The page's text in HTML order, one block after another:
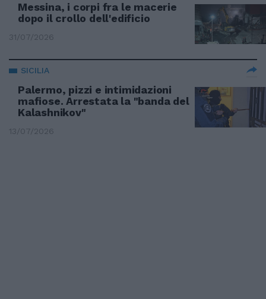
Messina, i corpi fra le macerie
dopo il crollo dell'edificio
31/07/2026
SICILIA
Palermo, pizzi e intimidazioni
mafiose. Arrestata la "banda del
Kalashnikov"
13/07/2026